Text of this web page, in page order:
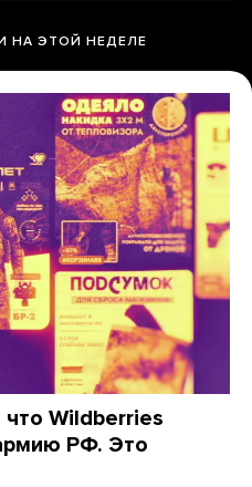
НА ЭТОЙ НЕДЕЛЕ
Wildberries
РФ. Это